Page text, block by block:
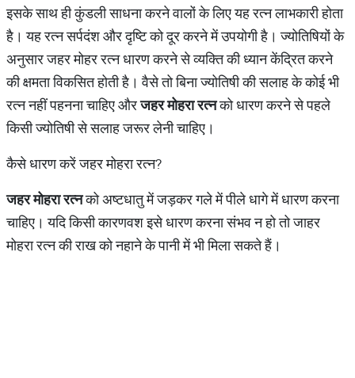
इसके साथ ही कुंडली साधना करने वालों के लिए यह रत्न लाभकारी होता
है। यह रत्न सर्पदंश और दृष्टि को दूर करने में उपयोगी है। ज्योतिषियों के
अनुसार जहर मोहर रत्न धारण करने से व्यक्ति की ध्यान केंद्रित करने
की क्षमता विकसित होती है। वैसे तो बिना ज्योतिषी की सलाह के कोई भी
रत्न नहीं पहनना चाहिए औरजहरमोहरारत्नको धारण करने से पहले
किसी ज्योतिषी से सलाह जरूर लेनी चाहिए।
कैसे धारण करें जहर मोहरा रत्न?
जहरमोहरारत्नको अष्टधातु में जड़कर गले में पीले धागे में धारण करना
चाहिए। यदि किसी कारणवश इसे धारण करना संभव न हो तो जाहर
मोहरा रत्न की राख को नहाने के पानी में भी मिला सकते हैं।